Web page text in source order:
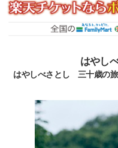
はやし
はやしべさとし 三十歳の